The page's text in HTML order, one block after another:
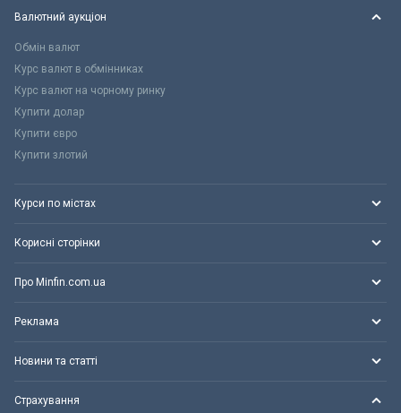
Валютний аукціон
Обмін валют
Курс валют в обмінниках
Курс валют на чорному ринку
Купити долар
Купити євро
Купити злотий
Курси по містах
Корисні сторінки
Про Minfin.com.ua
Реклама
Новини та статті
Страхування